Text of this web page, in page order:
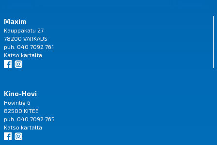
Maxim
Kauppakatu 27
78200 VARKAUS
puh. 040 7092 761
Katso kartalta
Kino-Hovi
Hovintie 6
82500 KITEE
puh. 040 7092 765
Katso kartalta